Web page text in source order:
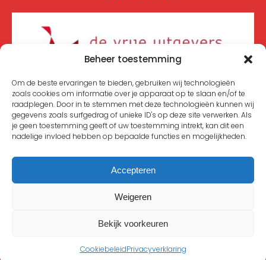
Beheer toestemming
Om de beste ervaringen te bieden, gebruiken wij technologieën
zoals cookies om informatie over je apparaat op te slaan en/of te
raadplegen. Door in te stemmen met deze technologieën kunnen wij
gegevens zoals surfgedrag of unieke ID's op deze site verwerken. Als
je geen toestemming geeft of uw toestemming intrekt, kan dit een
nadelige invloed hebben op bepaalde functies en mogelijkheden.
Accepteren
Weigeren
Bekijk voorkeuren
CookiebeleidPrivacyverklaring
UITGEVERIJ NECKAR
Beltmolen 24
2211 ST Noordwijkerhout
Zoeken
©Uitgeverij Neckar 2021-2025Design & Developed by